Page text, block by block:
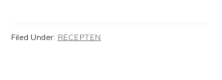
Filed Under: RECEPTEN